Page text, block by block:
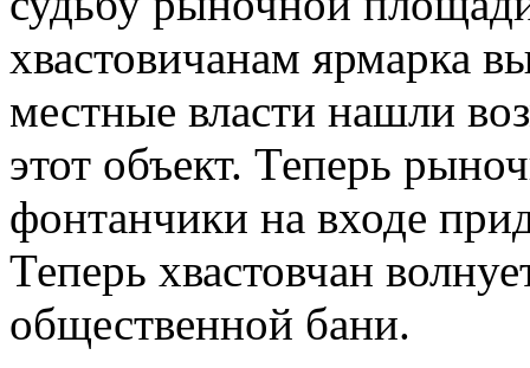
хвастовичанам ярмарка
местные власти нашли
этот объект. Теперь
фонтанчики на входе
Теперь хвастовчан
общественной бани.